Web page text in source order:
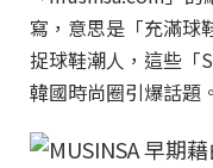
寫，意思是「充滿球
捉球鞋潮人，這些「
韓國時尚圈引爆話題。